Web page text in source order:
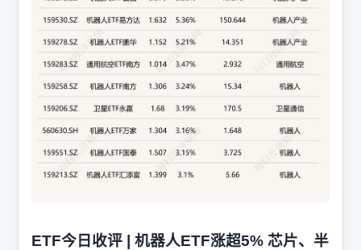
ETF今日收评 | 机器人ETF涨超5% 芯片、半